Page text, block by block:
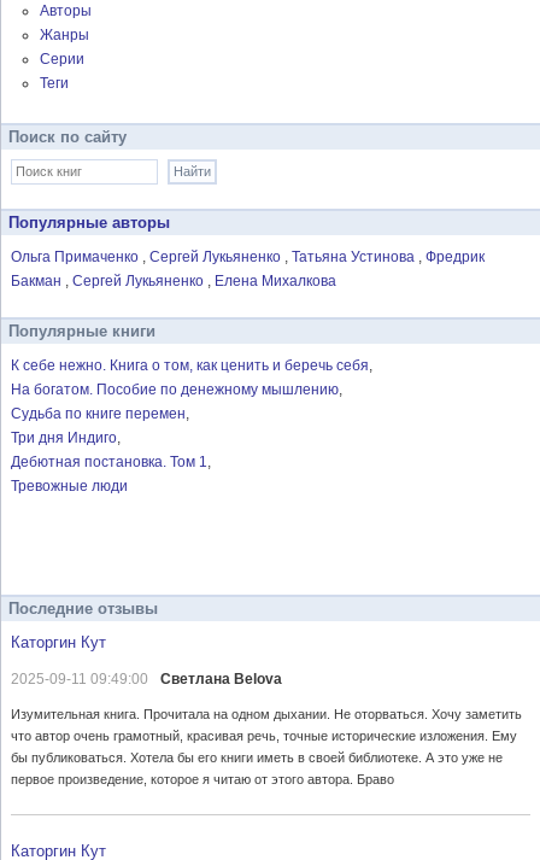
Авторы
Жанры
Серии
Теги
Поиск по сайту
Популярные авторы
Ольга Примаченко Сергей Лукьяненко Татьяна Устинова
Фредрик
Бакман
Сергей Лукьяненко Елена Михалкова
Популярные книги
К себе нежно. Книга о том, как ценить и беречь себя
На богатом. Пособие по денежному мышлению
Судьба по книге перемен
Три дня Индиго
Дебютная постановка. Том 1
Тревожные люди
Последние отзывы
Каторгин Кут
2025-09-11 09:49:00 Светлана Belova
Изумительная книга. Прочитала на одном дыхании. Не оторваться. Хочу заметить
что автор очень грамотный, красивая речь, точные исторические изложения. Ему
бы публиковаться. Хотела бы его книги иметь в своей библиотеке. А это уже не
первое произведение, которое я читаю от этого автора. Браво
Каторгин Кут